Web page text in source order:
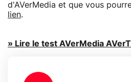
d'AVerMedia et que vous
lien.
» Lire le test AVerMedia